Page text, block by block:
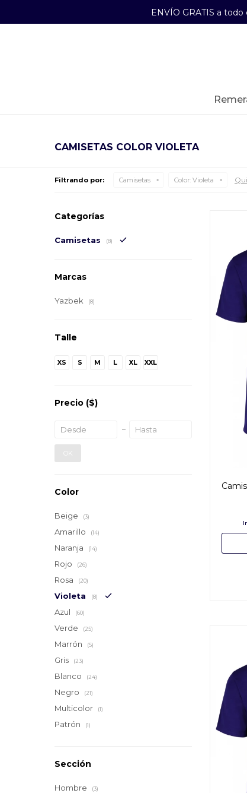
ENVÍO GRATIS a
CAMISETAS COLOR VIOLETA
Filtrando por: Camisetas Color: Violeta
Categorías
Camisetas (8)
Marcas
Yazbek (8)
Talle
XS S M L XL XXL
Precio ($)
OK
Color
Beige (3)
Amarillo (14)
Naranja (14)
Rojo (26)
Rosa (20)
Violeta (8)
Azul (60)
Verde (25)
Marrón (5)
Gris (23)
Blanco (24)
Negro (21)
Multicolor (1)
Patrón (1)
Sección
Hombre (3)